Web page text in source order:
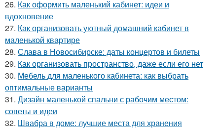
26. Как оформить маленький кабинет: идеи и
вдохновение
27. Как организовать уютный домашний кабинет в
маленькой квартире
28. Слава в Новосибирске: даты концертов и билеты
29. Как организовать пространство, даже если его нет
30. Мебель для маленького кабинета: как выбрать
оптимальные варианты
31. Дизайн маленькой спальни с рабочим местом:
советы и идеи
32. Швабра в доме: лучшие места для хранения